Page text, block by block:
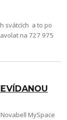
svátcích a to po
na 727 975
MySpace